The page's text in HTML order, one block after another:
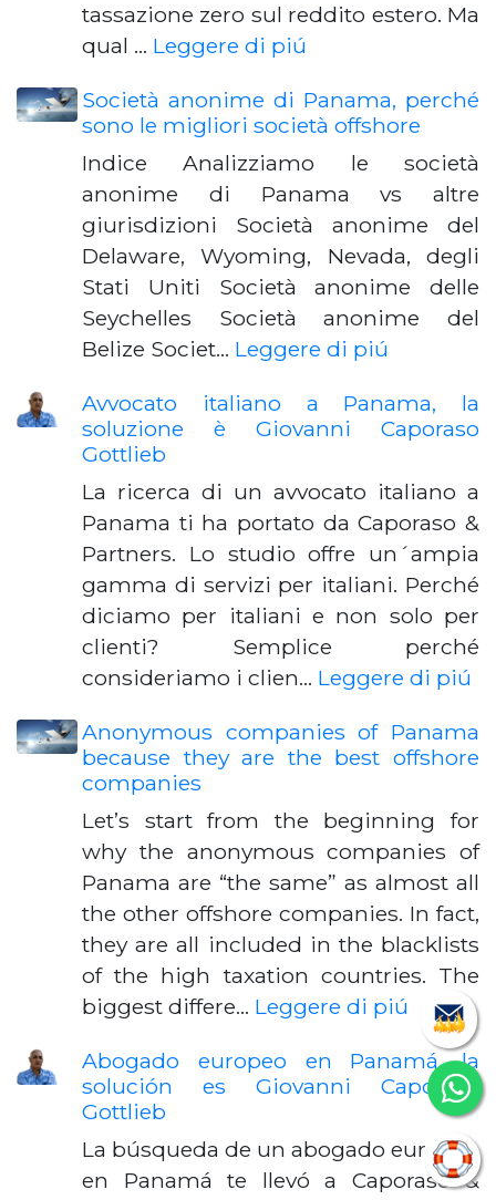
tassazione zero sul reddito estero. Ma
qual … Leggere di piú
Società anonime di Panama, perché
sono le migliori società offshore
Indice Analizziamo le società
anonime di Panama vs altre
giurisdizioni Società anonime del
Delaware, Wyoming, Nevada, degli
Stati Uniti Società anonime delle
Seychelles Società anonime del
Belize Societ… Leggere di piú
Avvocato italiano a Panama, la
soluzione è Giovanni Caporaso
Gottlieb
La ricerca di un avvocato italiano a
Panama ti ha portato da Caporaso &
Partners. Lo studio offre un´ampia
gamma di servizi per italiani. Perché
diciamo per italiani e non solo per
clienti? Semplice perché
consideriamo i clien… Leggere di piú
Anonymous companies of Panama
because they are the best offshore
companies
Let’s start from the beginning for
why the anonymous companies of
Panama are “the same” as almost all
the other offshore companies. In fact,
they are all included in the blacklists
of the high taxation countries. The
biggest differe… Leggere di piú
Abogado europeo en Panamá, la
solución es Giovanni Caporaso
Gottlieb
La búsqueda de un abogado europeo
en Panamá te llevó a Caporaso &